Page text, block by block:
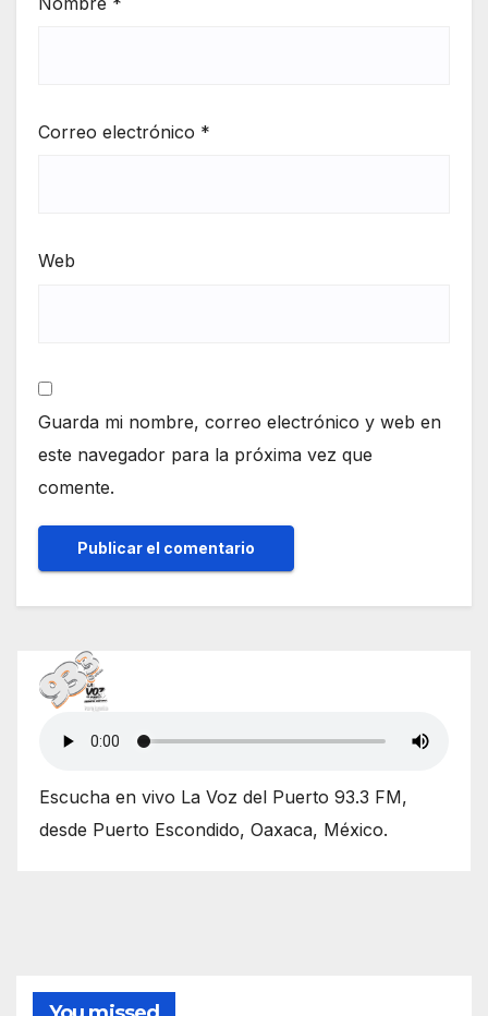
Correo electrónico *
Web
Guarda mi nombre, correo electrónico y web en
este navegador para la próxima vez que
comente.
Escucha en vivo La Voz del Puerto 93.3 FM,
desde Puerto Escondido, Oaxaca, México.